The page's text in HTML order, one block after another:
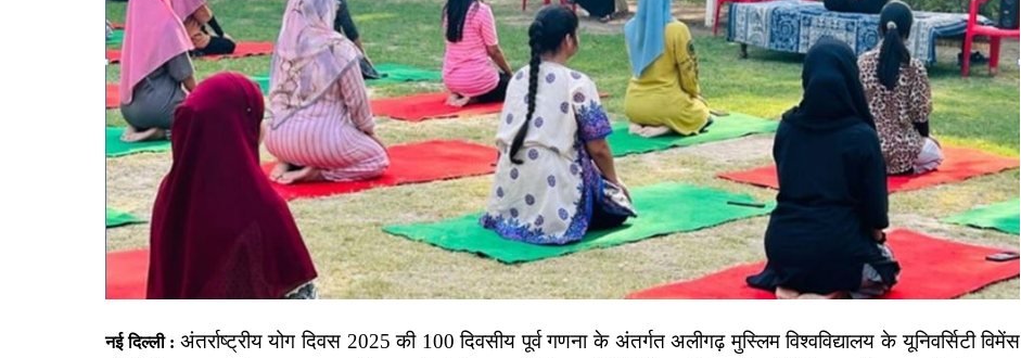
नई दिल्ली : अंतर्राष्ट्रीय योग दिवस 2025 की 100 दिवसीय पूर्व गणना के अंतर्गत अलीगढ़ मुस्लिम विश्वविद्यालय के यूनिवर्सिटी विमेंस